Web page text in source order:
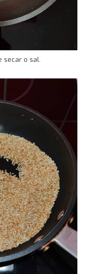
secar o sal.